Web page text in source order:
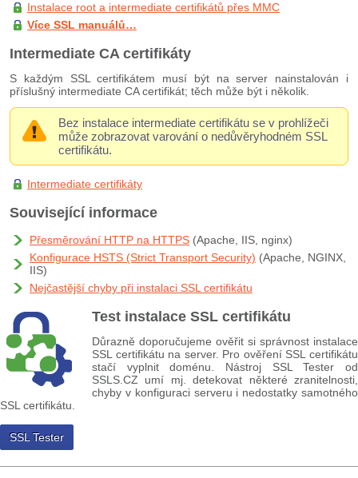
Instalace root a intermediate certifikátů přes MMC
Více SSL manuálů…
Intermediate CA certifikáty
S každým SSL certifikátem musí být na server nainstalován i
příslušný intermediate CA certifikát; těch může být i několik.
Bez instalace intermediate certifikátu se v prohlížeči
může zobrazovat varování o nedůvěryhodném SSL
certifikátu.
Intermediate certifikáty
Související informace
Přesměrování HTTP na HTTPS (Apache, IIS, nginx)
Konfigurace HSTS (Strict Transport Security) (Apache, NGINX,
IIS)
Nejčastější chyby při instalaci SSL certifikátu
Test instalace SSL certifikátu
Důrazně doporučujeme ověřit si správnost instalace
SSL certifikátu na server. Pro ověření SSL certifikátu
stačí vyplnit doménu. Nástroj SSL Tester od
SSLS.CZ umí mj. detekovat některé zranitelnosti,
chyby v konfiguraci serveru i nedostatky samotného
SSL certifikátu.
SSL Tester